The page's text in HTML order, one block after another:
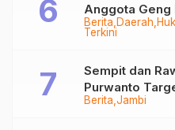
Berita Daerah
Terkini
Anggota Geng
Diringkus
Berita Jambi
Sempit dan
Purwanto
Tungkal-Jambi